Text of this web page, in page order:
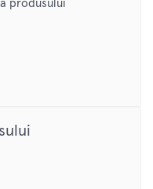
produsului